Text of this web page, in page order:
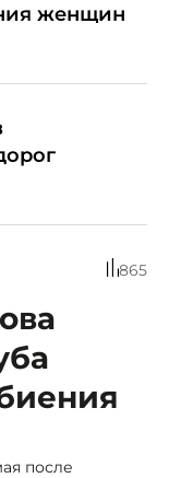
женщин
865
после